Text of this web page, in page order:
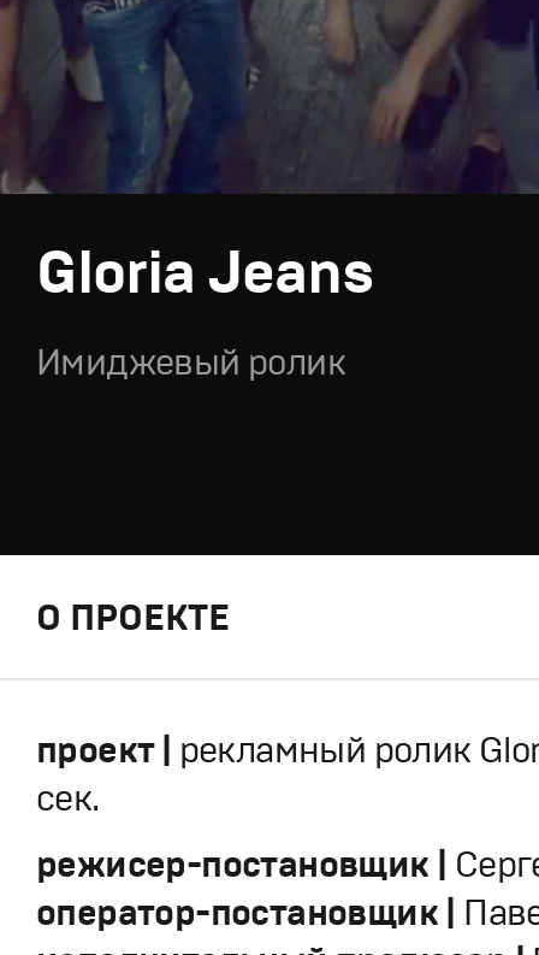
Gloria Jeans
Имиджевый ролик
О ПРОЕКТЕ
проект | рекламный ролик
сек.
режисер-постановщик |
оператор-постановщик |